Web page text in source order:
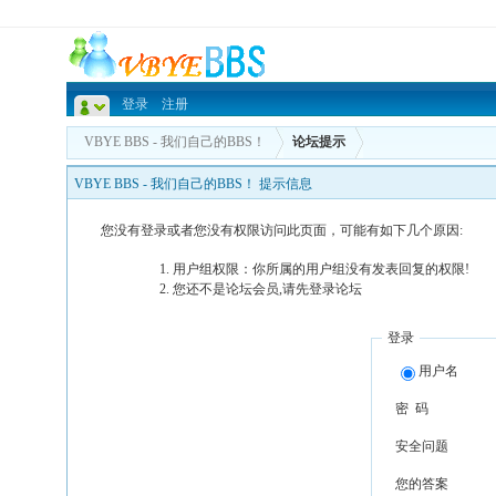
登录 注册
VBYE BBS - 我们自己的BBS！ 论坛提示
VBYE BBS - 我们自己的BBS！ 提示信息
您没有登录或者您没有权限访问此页面，可能有如下几个原因:
用户组权限：你所属的用户组没有发表回复的权限!
您还不是论坛会员,请先登录论坛
登录
用户名
密 码
安全问题
您的答案